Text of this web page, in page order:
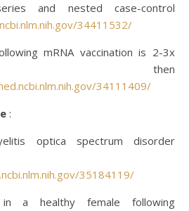
and nested case-control
34411532/
mRNA vaccination is 2-3x
then
34111409/
:
optica spectrum disorder
35184119/
in a healthy female following